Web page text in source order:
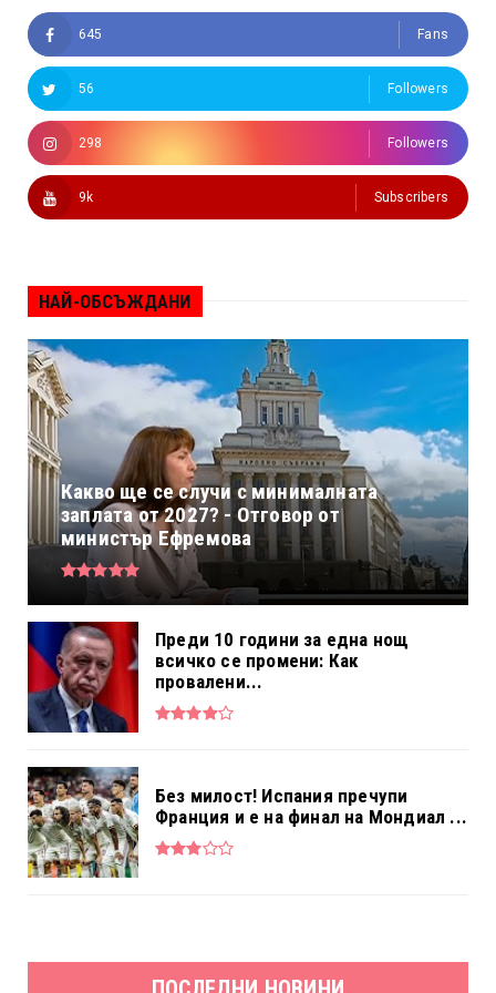
645 Fans
56 Followers
298 Followers
9k Subscribers
НАЙ-ОБСЪЖДАНИ
Какво ще се случи с минималната
заплата от 2027? - Отговор от
министър Ефремова
Преди 10 години за една нощ
всичко се промени: Как
провалени...
Без милост! Испания пречупи
Франция и е на финал на Мондиал ...